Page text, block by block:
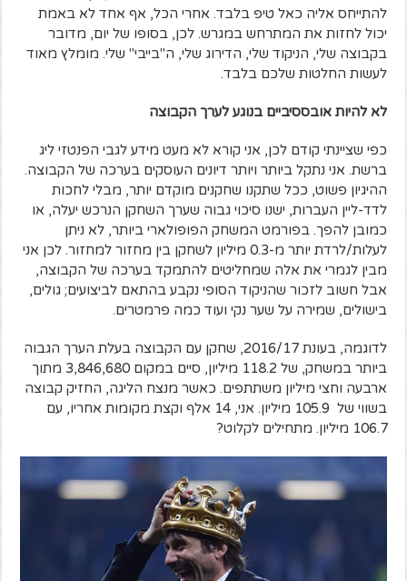
להתייחס אליה כאל טיפ בלבד. אחרי הכל, אף אחד לא באמת
יכול לחזות את המתרחש במגרש. לכן, בסופו של יום, מדובר
בקבוצה שלי, הניקוד שלי, הדירוג שלי, ה"בייבי" שלי. מומלץ מאוד
לעשות החלטות שלכם בלבד.
לא להיות אובססיביים בנוגע לערך הקבוצה
כפי שציינתי קודם לכן, אני קורא לא מעט מידע לגבי הפנטזי ליג
ברשת. אני נתקל ביותר ויותר דיונים העוסקים בערכה של הקבוצה.
ההיגיון פשוט, ככל שתקנו שחקנים מוקדם יותר, מבלי לחכות
לדד-ליין העברות, ישנו סיכוי גבוה שערך השחקן הנרכש יעלה, או
כמובן להפך. בפורמט המשחק הפופולארי ביותר, לא ניתן
לעלות/לרדת יותר מ-0.3 מיליון לשחקן בין מחזור למחזור. לכן אני
מבין לגמרי את אלה שמחליטים להתמקד בערכה של הקבוצה,
אבל חשוב לזכור שהניקוד הסופי נקבע בהתאם לביצועים; גולים,
בישולים, שמירה על שער נקי ועוד כמה פרמטרים.
לדוגמה, בעונת 2016/17, שחקן עם הקבוצה בעלת הערך הגבוה
ביותר במשחק, של 118.2 מיליון, סיים במקום 3,846,680 מתוך
ארבעה וחצי מיליון משתתפים. כאשר מנצח הליגה, החזיק קבוצה
בשווי של 105.9 מיליון. אני, 14 אלף וקצת מקומות אחריו, עם
106.7 מיליון. מתחילים לקלוט?